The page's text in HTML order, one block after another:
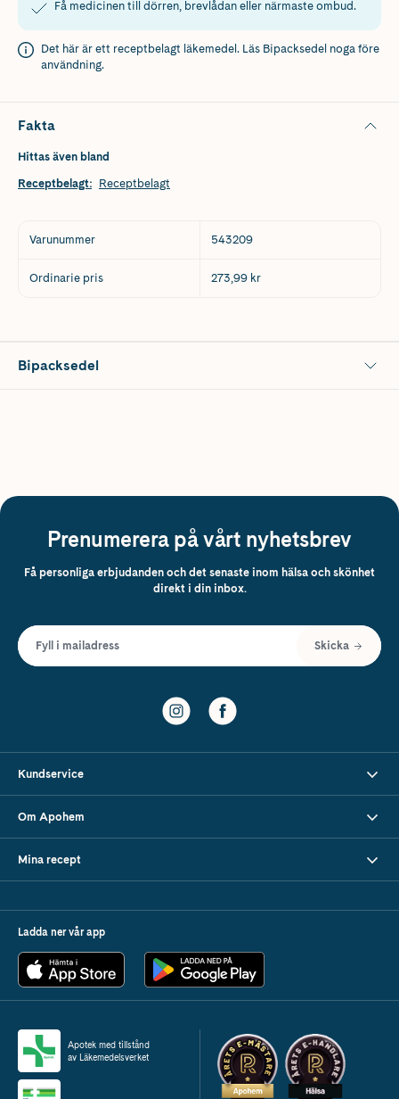
Få medicinen till dörren, brevlådan eller närmaste ombud.
Det här är ett receptbelagt läkemedel. Läs Bipacksedel noga före
användning.
Fakta
Hittas även bland
Receptbelagt: Receptbelagt
Varunummer 543209
Ordinarie pris 273,99 kr
Bipacksedel
Prenumerera på vårt nyhetsbrev
Få personliga erbjudanden och det senaste inom hälsa och skönhet
direkt i din inbox.
Fyll i mailadress Skicka
Kundservice
Om Apohem
Mina recept
Ladda ner vår app
Apotek med tillstånd
av Läkemedelsverket